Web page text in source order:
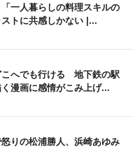
一人暮らしの料理スキルの
トに共感しかない |...
こへでも行ける 地下鉄の駅
漫画に感情がこみ上げ...
怒りの松浦勝人、浜崎あゆみ